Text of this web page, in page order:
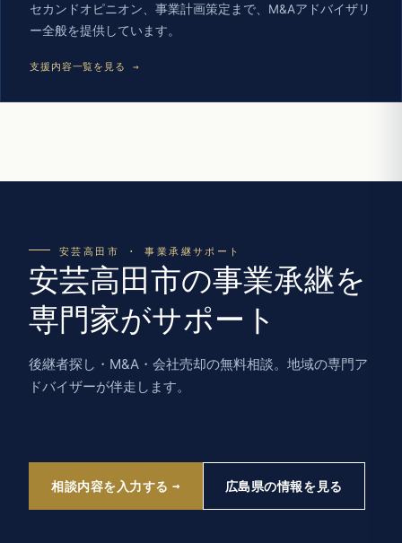
セカンドオピニオン、事業計画策定まで、M&Aアドバイザリ
ー全般を提供しています。
支援内容一覧を見る →
安芸高田市 · 事業承継サポート
安芸高田市の事業承継を
専門家がサポート
後継者探し・M&A・会社売却の無料相談。地域の専門ア
ドバイザーが伴走します。
相談内容を入力する 広島県の情報を見る